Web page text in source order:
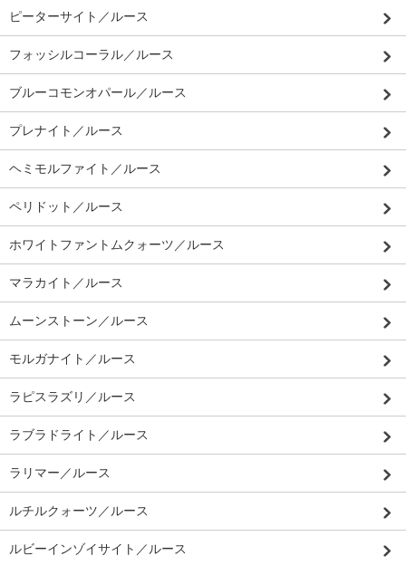
ピーターサイト／ルース
フォッシルコーラル／ルース
ブルーコモンオパール／ルース
プレナイト／ルース
ヘミモルファイト／ルース
ペリドット／ルース
ホワイトファントムクォーツ／ルース
マラカイト／ルース
ムーンストーン／ルース
モルガナイト／ルース
ラピスラズリ／ルース
ラブラドライト／ルース
ラリマー／ルース
ルチルクォーツ／ルース
ルビーインゾイサイト／ルース